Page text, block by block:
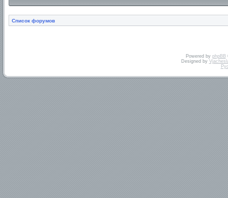
Список форумов
Powered by phpBB
Designed by